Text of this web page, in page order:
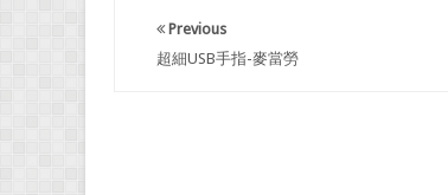
Previous
超細USB手指-麥當勞